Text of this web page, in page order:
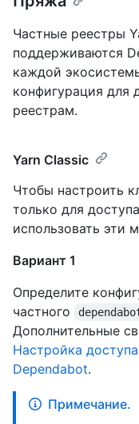
Частные реестры
поддерживаются
каждой
конфигурация для
реестрам.
Yarn Classic
Чтобы настроить
только для
использовать эти
Вариант 1
Определите
частного
Дополнительные
Настройка
Dependabot.
Примечание.